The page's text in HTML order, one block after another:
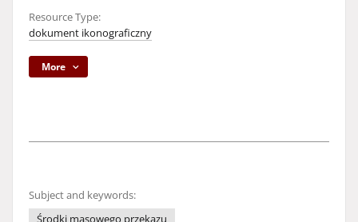
Resource Type:
dokument ikonograficzny
More
Subject and keywords:
Środki masowego przekazu